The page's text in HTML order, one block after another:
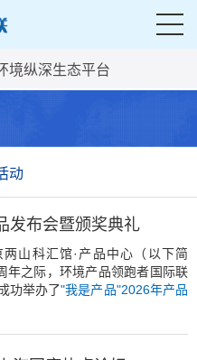
境纵深生态平台
动
发布会暨颁奖典礼
山科汇馆·产品中心（以下简
年之际，环境产品领跑者国际联
功举办了"我是产品"2026年产品